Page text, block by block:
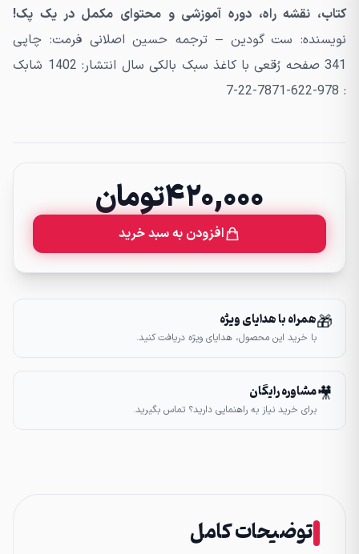
کتاب، نقشه راه، دوره آموزشی و محتوای مکمل در یک پک!
نویسنده: ست گودین – ترجمه حسین اصلانی فرمت: چاپی
341 صفحه رُقعی با کاغذ سبک بالکی سال انتشار: 1402 شابک
: 978-622-7871-22-7
۴۲۰,۰۰۰تومان
افزودن به سبد خرید
🎁همراه با هدایای ویژه
با خرید این محصول، هدایای ویژه دریافت کنید.
🎥مشاوره رایگان
برای خرید نیاز به راهنمایی دارید؟ تماس بگیرید.
توضیحات کامل